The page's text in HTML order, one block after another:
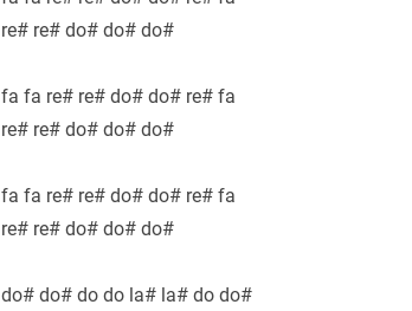
re# re# do# do# do#
fa fa re# re# do# do# re# fa
re# re# do# do# do#
fa fa re# re# do# do# re# fa
re# re# do# do# do#
do# do# do do la# la# do do#